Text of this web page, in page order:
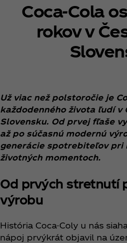
Coca‑Cola
rokov v
Už viac než polstoročie je
každodenného života ľudí v
Slovensku. Od prvej fľaše
až po súčasnú modernú
generácie spotrebiteľov pri
životných momentoch.
Od prvých stretnutí
výrobu
História Coca-Coly u nás
nápoj prvýkrát objavil na